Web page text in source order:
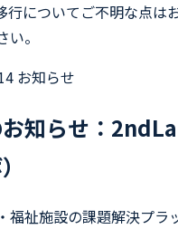
行についてご不明な点は
。
お知らせ
知らせ：
福祉施設の課題解決プラ